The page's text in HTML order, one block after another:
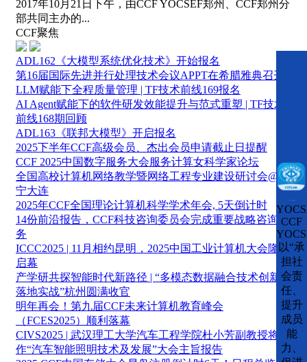
2017年10月21日下午，由CCF YOCSEF郑州、CCF郑州分
部共同主办的...
CCF聚焦
ADL162《大模型系统优化技术》开始报名
第16届国际先进并行处理技术会议APPT在希腊雅典召开
LLM赋能下全程质量管理 | TF技术前线169报名
AI Agent赋能下的软件研发效能提升与范式重塑 | TF技术
前线168期回顾
ADL163《联邦大模型》开启报名
2025下半年CCF高级会员、杰出会员申请截止日提醒
CCF 2025中国数字服务大会服务计算女科学家论坛
全国高校计算机网络教学暨网络工程专业建设研讨会@辽
宁大连
2025年CCF全国理论计算机科学学术年会, 5天倒计时
14份前沿报告，CCF科技咨询委员会完成重要战略咨询任
务
ICCC2025 | 11月相约昆明，2025中国工业计算机大会隆重
启幕
产学研共探智能时代新路径 | “多模态数据融合技术创新与
落地实战”杭州圆满收官
明年再会！第九届CCF未来计算机教育峰会
（FCES2025）顺利落幕
CIVS2025 | 武汉理工大学汽车工程学院杜小芳副教授将
作“汽车智能照明技术及发展”大会主旨报告
CCF
以“承
担社
会责
任、
提升
成员
能
力、